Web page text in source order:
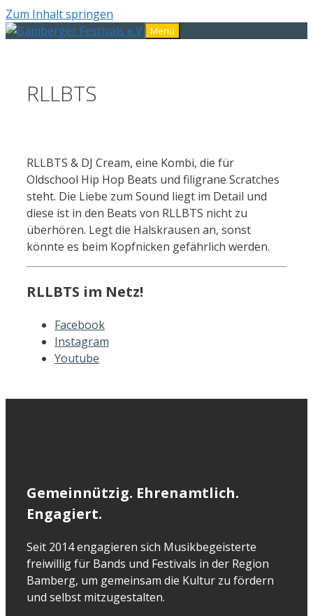
Zum Inhalt springen
Menü
RLLBTS
RLLBTS & DJ Cream, eine Kombi, die für
Oldschool Hip Hop Beats und filigrane Scratches
steht. Die Liebe zum Sound liegt im Detail und
diese ist in den Beats von RLLBTS nicht zu
überhören. Legt die Halskrausen an, sonst
könnte es beim Kopfnicken gefährlich werden.
RLLBTS im Netz!
Facebook
Instagram
Youtube
Gemeinnützig. Ehrenamtlich.
Engagiert.
Seit 2014 engagieren sich Musikbegeisterte
freiwillig für Bands und Festivals in der Region
Bamberg, um gemeinsam die Kultur zu fördern
und selbst mitzugestalten.